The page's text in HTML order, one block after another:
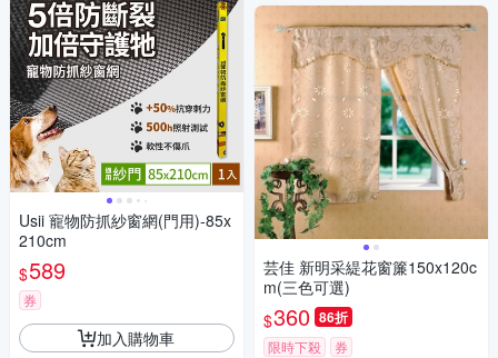
Usii 寵物防抓紗窗網(門用)-85x
210cm
$589
券
加入購物車
芸佳 新明采緹花窗簾150x120c
m(三色可選)
$360 86折
限時下殺 券